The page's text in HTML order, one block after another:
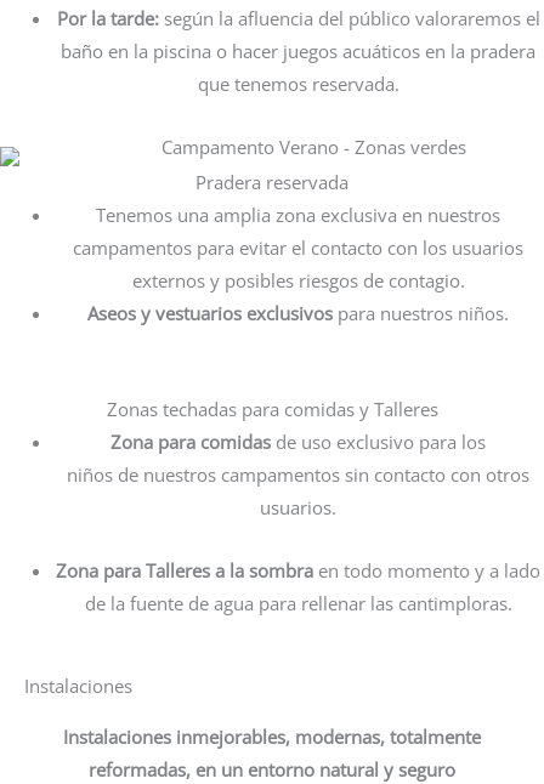
Por la tarde:según la afluencia del público valoraremos el
baño en la piscina o hacer juegos acuáticos en la pradera
que tenemos reservada.
Pradera reservada
Tenemos una amplia zona exclusiva en nuestros
campamentos para evitar el contacto con los usuarios
externos y posibles riesgos de contagio.
Aseos y vestuarios exclusivos para nuestros niños.
Zonas techadas para comidas y Talleres
Zona para comidas de uso exclusivo para los
niños de nuestros campamentos sin contacto con otros
usuarios.
Zona para Talleres a la sombra en todo momento y a lado
de la fuente de agua para rellenar las cantimploras.
Instalaciones
Instalaciones inmejorables, modernas, totalmente
reformadas, en un entorno natural y seguro